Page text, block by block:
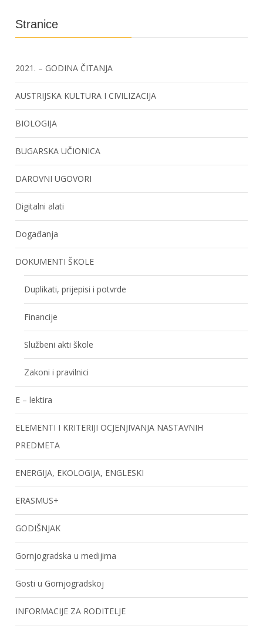
Stranice
2021. – GODINA ČITANJA
AUSTRIJSKA KULTURA I CIVILIZACIJA
BIOLOGIJA
BUGARSKA UČIONICA
DAROVNI UGOVORI
Digitalni alati
Događanja
DOKUMENTI ŠKOLE
Duplikati, prijepisi i potvrde
Financije
Službeni akti škole
Zakoni i pravilnici
E – lektira
ELEMENTI I KRITERIJI OCJENJIVANJA NASTAVNIH
PREDMETA
ENERGIJA, EKOLOGIJA, ENGLESKI
ERASMUS+
GODIŠNJAK
Gornjogradska u medijima
Gosti u Gornjogradskoj
INFORMACIJE ZA RODITELJE